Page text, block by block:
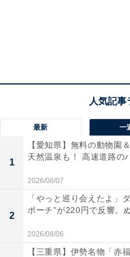
最新 一
1
【愛知県】無料の動物園
天然温泉も！ 高速道路の
2026/08/07
2
「やっと巡り会えたよ」
ポーチ”が220円で反響。
2026/08/06
【三重県】伊勢名物「赤